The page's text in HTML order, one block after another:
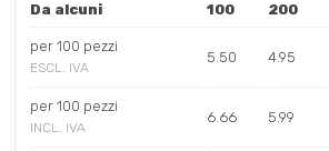
Da alcuni 100 200
per 100 pezzi
ESCL. IVA
5.50 4.95
per 100 pezzi
INCL. IVA
6.66 5.99